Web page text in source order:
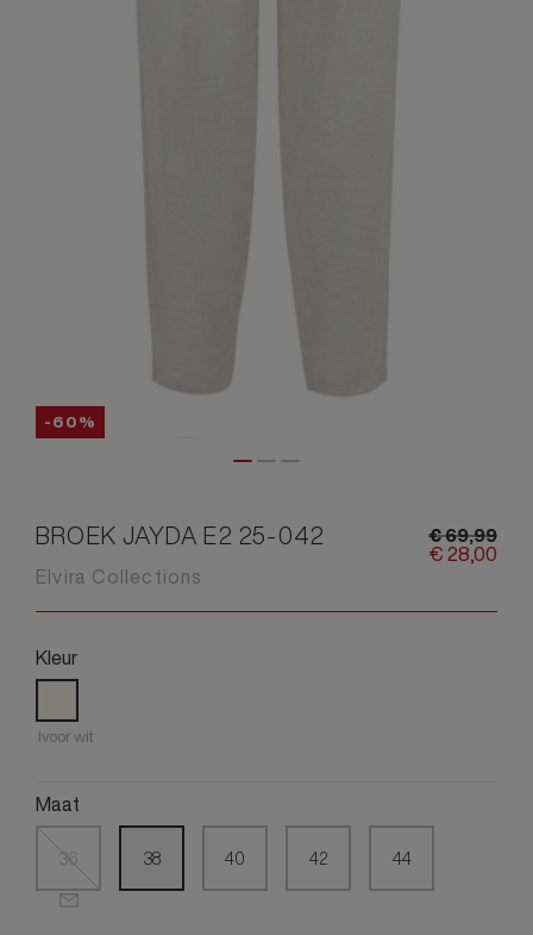
-60%
BROEK JAYDA E2 25-042
Elvira Collections
€69,99
€28,00
Kleur
Ivoor wit
Maat
36 38 40 42 44